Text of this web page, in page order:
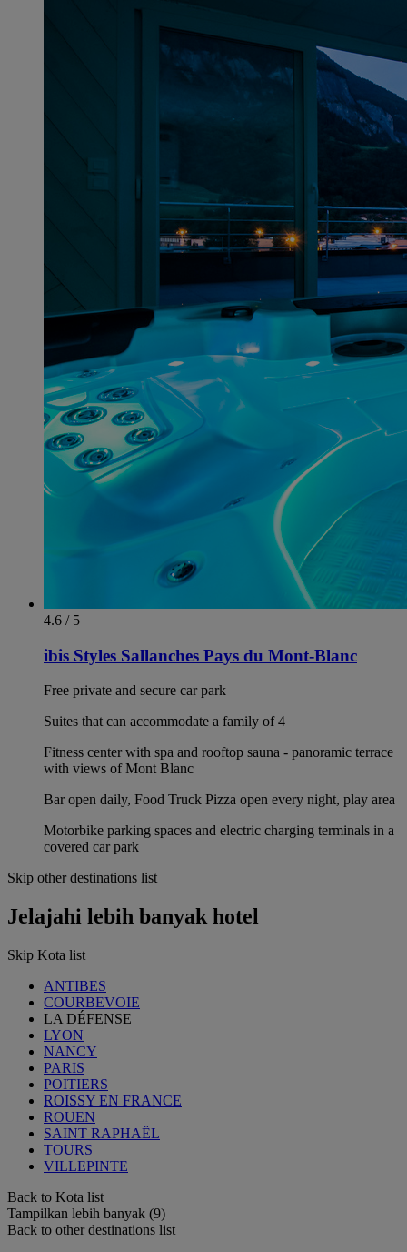
4.6 / 5
ibis Styles Sallanches Pays du Mont-Blanc
Free private and secure car park
Suites that can accommodate a family of 4
Fitness center with spa and rooftop sauna - panoramic terrace
with views of Mont Blanc
Bar open daily, Food Truck Pizza open every night, play area
Motorbike parking spaces and electric charging terminals in a
covered car park
Skip other destinations list
Jelajahi lebih banyak hotel
Skip Kota list
ANTIBES
COURBEVOIE
LA DÉFENSE
LYON
NANCY
PARIS
POITIERS
ROISSY EN FRANCE
ROUEN
SAINT RAPHAËL
TOURS
VILLEPINTE
Back to Kota list
Tampilkan lebih banyak (9)
Back to other destinations list